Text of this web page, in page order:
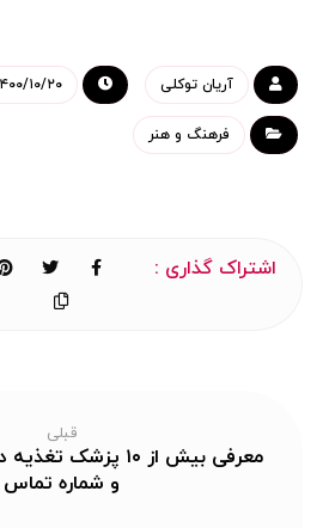
آریان توکلی ۱۴۰۰/۱۰/
فرهنگ و هنر
قبلی
معرفی بیش از ۱۰
و شماره تماس